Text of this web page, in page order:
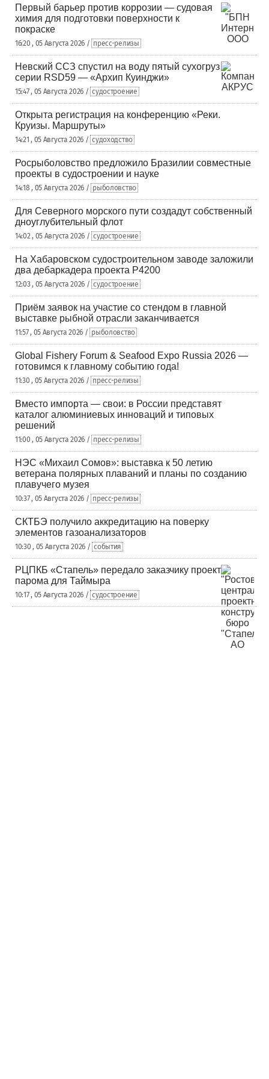
Первый барьер против коррозии — судовая
химия для подготовки поверхности к
покраске
16:20 , 05 Августа 2026 / пресс-релизы
Невский ССЗ спустил на воду пятый сухогруз
серии RSD59 — «Архип Куинджи»
15:47 , 05 Августа 2026 / судостроение
Открыта регистрация на конференцию «Реки.
Круизы. Маршруты»
14:21 , 05 Августа 2026 / судоходство
Росрыболовство предложило Бразилии совместные
проекты в судостроении и науке
14:18 , 05 Августа 2026 / рыболовство
Для Северного морского пути создадут собственный
дноуглубительный флот
14:02 , 05 Августа 2026 / судостроение
На Хабаровском судостроительном заводе заложили
два дебаркадера проекта Р4200
12:03 , 05 Августа 2026 / судостроение
Приём заявок на участие со стендом в главной
выставке рыбной отрасли заканчивается
11:57 , 05 Августа 2026 / рыболовство
Global Fishery Forum & Seafood Expo Russia 2026 —
готовимся к главному событию года!
11:30 , 05 Августа 2026 / пресс-релизы
Вместо импорта — свои: в России представят
каталог алюминиевых инноваций и типовых
решений
11:00 , 05 Августа 2026 / пресс-релизы
НЭС «Михаил Сомов»: выставка к 50 летию
ветерана полярных плаваний и планы по созданию
плавучего музея
10:37 , 05 Августа 2026 / пресс-релизы
СКТБЭ получило аккредитацию на поверку
элементов газоанализаторов
10:30 , 05 Августа 2026 / события
РЦПКБ «Стапель» передало заказчику проект
парома для Таймыра
10:17 , 05 Августа 2026 / судостроение